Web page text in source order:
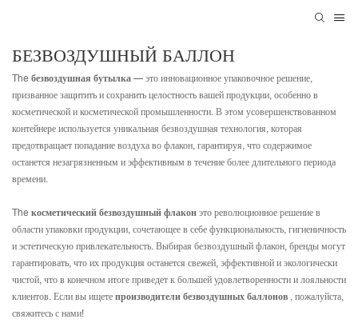
БЕЗВОЗДУШНЫЙ БАЛЛОН
The безвоздушная бутылка — это инновационное упаковочное решение,
призванное защитить и сохранить целостность вашей продукции, особенно в
косметической и косметической промышленности. В этом усовершенствованном
контейнере используется уникальная безвоздушная технология, которая
предотвращает попадание воздуха во флакон, гарантируя, что содержимое
останется незагрязненным и эффективным в течение более длительного периода
времени.
The косметический безвоздушный флакон это революционное решение в
области упаковки продукции, сочетающее в себе функциональность, гигиеничность
и эстетическую привлекательность. Выбирая безвоздушный флакон, бренды могут
гарантировать, что их продукция останется свежей, эффективной и экологически
чистой, что в конечном итоге приведет к большей удовлетворенности и лояльности
клиентов. Если вы ищете производители безвоздушных баллонов , пожалуйста,
свяжитесь с нами!